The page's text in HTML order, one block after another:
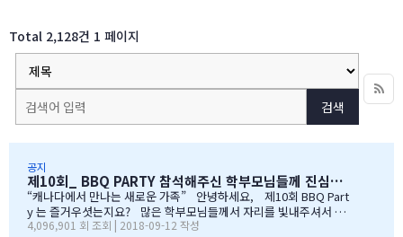
Total 2,128건 1 페이지
검색
공지
제10회_ BBQ PARTY 참석해주신 학부모님들께 진심으로 감사드립니다
“캐나다에서 만나는 새로운 가족” 안녕하세요, 제10회 BBQ Part
y 는 즐거우셧는지요? 많은 학부모님들께서 자리를 빛내주셔서 너
무 감사합니다. 오전에 비가 와서 많이 걱정을 하엿지만, 다행이도
4,096,901 회 조회 | 2018-09-12 작성